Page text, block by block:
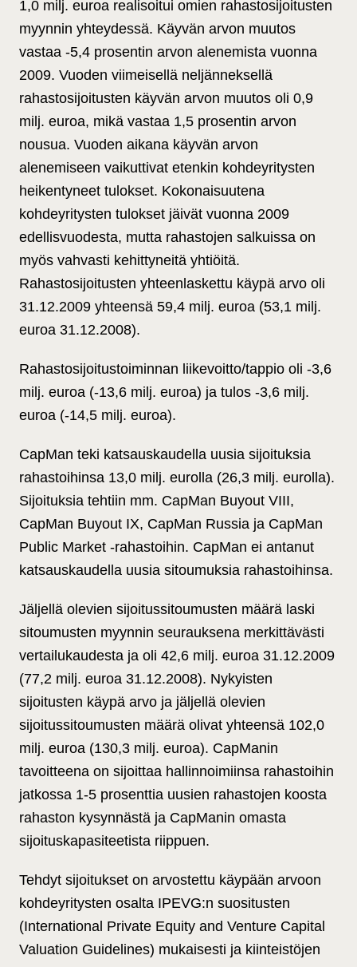
1,0 milj. euroa realisoitui omien rahastosijoitusten
myynnin yhteydessä. Käyvän arvon muutos
vastaa -5,4 prosentin arvon alenemista vuonna
2009. Vuoden viimeisellä neljänneksellä
rahastosijoitusten käyvän arvon muutos oli 0,9
milj. euroa, mikä vastaa 1,5 prosentin arvon
nousua. Vuoden aikana käyvän arvon
alenemiseen vaikuttivat etenkin kohdeyritysten
heikentyneet tulokset. Kokonaisuutena
kohdeyritysten tulokset jäivät vuonna 2009
edellisvuodesta, mutta rahastojen salkuissa on
myös vahvasti kehittyneitä yhtiöitä.
Rahastosijoitusten yhteenlaskettu käypä arvo oli
31.12.2009 yhteensä 59,4 milj. euroa (53,1 milj.
euroa 31.12.2008).
Rahastosijoitustoiminnan liikevoitto/tappio oli ‑3,6
milj. euroa (-13,6 milj. euroa) ja tulos -3,6 milj.
euroa (-14,5 milj. euroa).
CapMan teki katsauskaudella uusia sijoituksia
rahastoihinsa 13,0 milj. eurolla (26,3 milj. eurolla).
Sijoituksia tehtiin mm. CapMan Buyout VIII,
CapMan Buyout IX, CapMan Russia ja CapMan
Public Market -rahastoihin. CapMan ei antanut
katsauskaudella uusia sitoumuksia rahastoihinsa.
Jäljellä olevien sijoitussitoumusten määrä laski
sitoumusten myynnin seurauksena merkittävästi
vertailukaudesta ja oli 42,6 milj. euroa 31.12.2009
(77,2 milj. euroa 31.12.2008). Nykyisten
sijoitusten käypä arvo ja jäljellä olevien
sijoitussitoumusten määrä olivat yhteensä 102,0
milj. euroa (130,3 milj. euroa). CapManin
tavoitteena on sijoittaa hallinnoimiinsa rahastoihin
jatkossa 1-5 prosenttia uusien rahastojen koosta
rahaston kysynnästä ja CapManin omasta
sijoituskapasiteetista riippuen.
Tehdyt sijoitukset on arvostettu käypään arvoon
kohdeyritysten osalta IPEVG:n suositusten
(International Private Equity and Venture Capital
Valuation Guidelines) mukaisesti ja kiinteistöjen